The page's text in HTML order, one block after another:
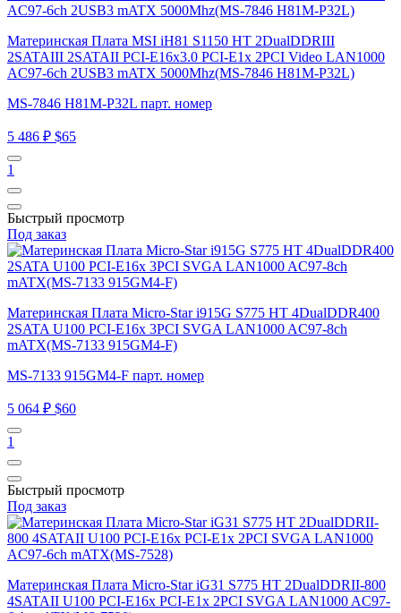
Материнская Плата MSI iH81 S1150 HT 2DualDDRIII
2SATAIII 2SATAII PCI-E16x3.0 PCI-E1x 2PCI Video LAN1000
AC97-6ch 2USB3 mATX 5000Mhz(MS-7846 H81M-P32L)
MS-7846 H81M-P32L парт. номер
5 486 ₽ $65
1
Быстрый просмотр
Под заказ
Материнская Плата Micro-Star i915G S775 HT 4DualDDR400
2SATA U100 PCI-E16x 3PCI SVGA LAN1000 AC97-8ch
mATX(MS-7133 915GM4-F)
MS-7133 915GM4-F парт. номер
5 064 ₽ $60
1
Быстрый просмотр
Под заказ
Материнская Плата Micro-Star iG31 S775 HT 2DualDDRII-800
4SATAII U100 PCI-E16x PCI-E1x 2PCI SVGA LAN1000 AC97-